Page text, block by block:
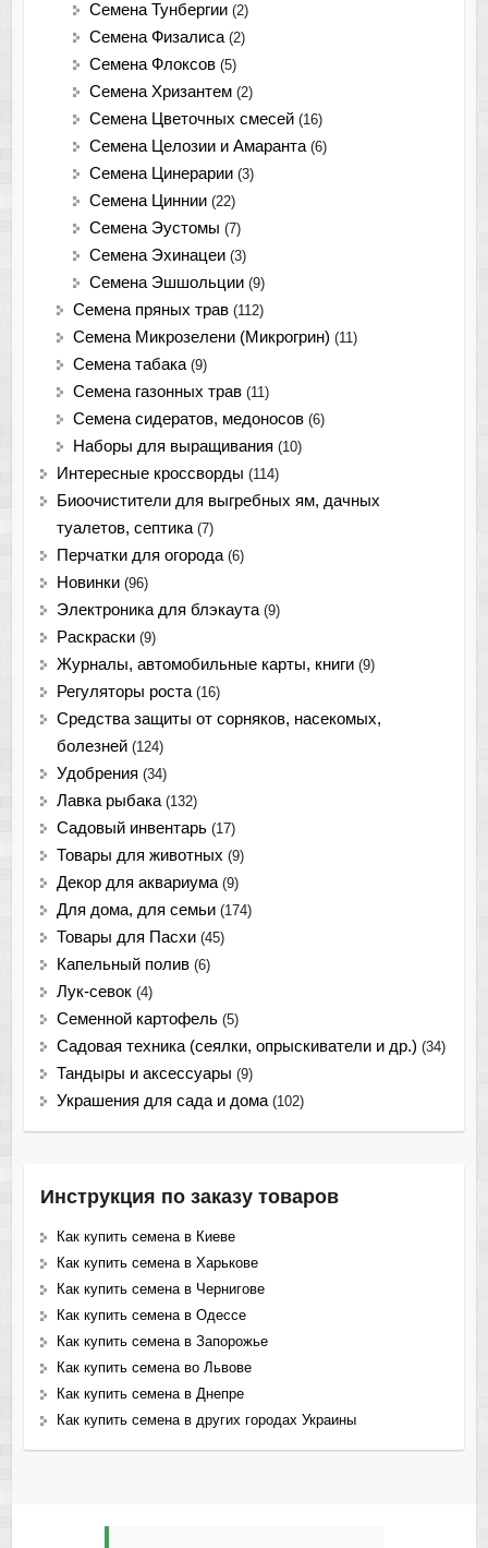
Семена Тунбергии (2)
Семена Физалиса (2)
Семена Флоксов (5)
Семена Хризантем (2)
Семена Цветочных смесей (16)
Семена Целозии и Амаранта (6)
Семена Цинерарии (3)
Семена Циннии (22)
Семена Эустомы (7)
Семена Эхинацеи (3)
Семена Эшшольции (9)
Семена пряных трав (112)
Семена Микрозелени (Микрогрин) (11)
Семена табака (9)
Семена газонных трав (11)
Семена сидератов, медоносов (6)
Наборы для выращивания (10)
Интересные кроссворды (114)
Биоочистители для выгребных ям, дачных
туалетов, септика (7)
Перчатки для огорода (6)
Новинки (96)
Электроника для блэкаута (9)
Раскраски (9)
Журналы, автомобильные карты, книги (9)
Регуляторы роста (16)
Средства защиты от сорняков, насекомых,
болезней (124)
Удобрения (34)
Лавка рыбака (132)
Садовый инвентарь (17)
Товары для животных (9)
Декор для аквариума (9)
Для дома, для семьи (174)
Товары для Пасхи (45)
Капельный полив (6)
Лук-севок (4)
Семенной картофель (5)
Садовая техника (сеялки, опрыскиватели и др.) (34)
Тандыры и аксессуары (9)
Украшения для сада и дома (102)
Инструкция по заказу товаров
Как купить семена в Киеве
Как купить семена в Харькове
Как купить семена в Чернигове
Как купить семена в Одессе
Как купить семена в Запорожье
Как купить семена во Львове
Как купить семена в Днепре
Как купить семена в других городах Украины